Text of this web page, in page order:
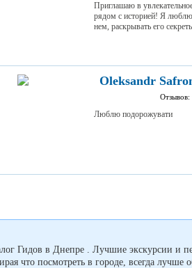
Приглашаю в
рядом с историей! Я люблю
нем, раскрывать его
Oleksandr
Отзывов:
Люблю подорожувати
Гидов в Днепре . Лучшие экскурсии и
что посмотреть в городе, всегда лучше